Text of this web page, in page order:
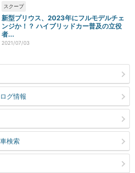
スクープ
新型プリウス、2023年にフルモデルチェ
ンジか！？ ハイブリッドカー普及の立役
者...
2021/07/03
グ情報
検索